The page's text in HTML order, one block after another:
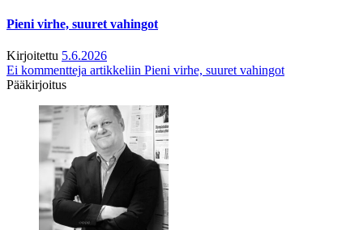
Pieni virhe, suuret vahingot
Kirjoitettu 5.6.2026
Ei kommentteja artikkeliin Pieni virhe, suuret vahingot
Pääkirjoitus